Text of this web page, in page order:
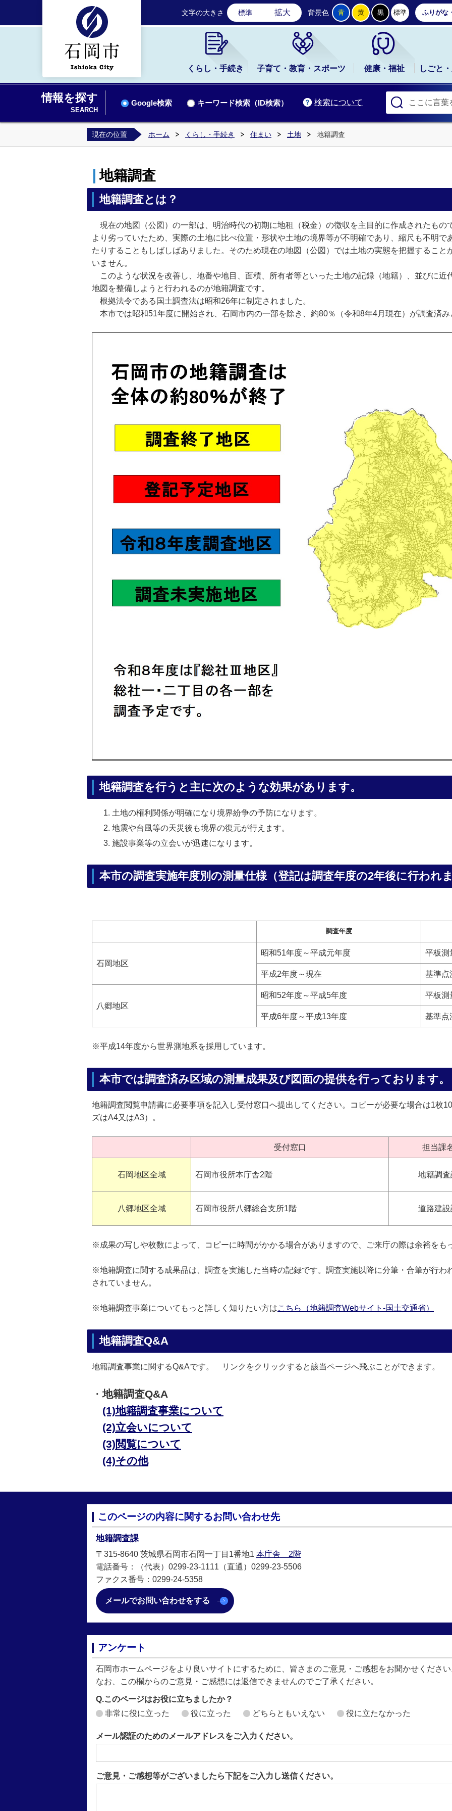
石岡市公式ホームページ
文字の大きさ 標準 拡大 背景色 青 黄 黒 標準 ふりがな
くらし・手続き 子育て・教育・スポーツ 健康・福祉 しごと
情報を探す
SEARCH
検索について
Google検索 キーワード検索（ID検索）
現在の位置 ホーム くらし・手続き 住まい 土地 地籍調査
地籍調査
地籍調査とは？
現在の地図（公図）の一部は、明治時代の初期に地租（税金）の徴収を主目的に作成されたもの
より劣っていたため、実際の土地に比べ位置・形状や土地の境界等が不明確であり、縮尺も不明で
たりすることもしばしばありました。そのため現在の地図（公図）では土地の実態を把握すること
いません。
このような状況を改善し、地番や地目、面積、所有者等といった土地の記録（地籍）、並びに近
地図を整備しようと行われるのが地籍調査です。
根拠法令である国土調査法は昭和26年に制定されました。
本市では昭和51年度に開始され、石岡市内の一部を除き、約80％（令和8年4月現在）が調査済
地籍調査を行うと主に次のような効果があります。
土地の権利関係が明確になり境界紛争の予防になります。
地震や台風等の天災後も境界の復元が行えます。
施設事業等の立会いが迅速になります。
本市の調査実施年度別の測量仕様（登記は調査年度の2年後に行われ
調査年度
石岡地区
昭和51年度～平成元年度 平板測
平成2年度～現在 基準点
八郷地区
昭和52年度～平成5年度 平板測
平成6年度～平成13年度 基準点
※平成14年度から世界測地系を採用しています。
本市では調査済み区域の測量成果及び図面の提供を行っております。
地籍調査閲覧申請書に必要事項を記入し受付窓口へ提出してください。コピーが必要な場合は1枚
ズはA4又はA3）。
受付窓口 担当課
石岡地区全域 石岡市役所本庁舎2階 地籍調査
八郷地区全域 石岡市役所八郷総合支所1階 道路建設
※成果の写しや枚数によって、コピーに時間がかかる場合がありますので、ご来庁の際は余裕をも
※地籍調査に関する成果品は、調査を実施した当時の記録です。調査実施以降に分筆・合筆が行わ
されていません。
※地籍調査事業についてもっと詳しく知りたい方はこちら（地籍調査Webサイト-国土交通省）
地籍調査Q&A
地籍調査事業に関するQ&Aです。 リンクをクリックすると該当ページへ飛ぶことができます。
・地籍調査Q&A
(1)地籍調査事業について
(2)立会いについて
(3)閲覧について
(4)その他
このページの内容に関するお問い合わせ先
地籍調査課
〒315-8640 茨城県石岡市石岡一丁目1番地1 本庁舎 2階
電話番号：（代表）0299-23-1111（直通）0299-23-5506
ファクス番号：0299-24-5358
メールでお問い合わせをする
アンケート
石岡市ホームページをより良いサイトにするために、皆さまのご意見・ご感想をお聞かせくださ
なお、この欄からのご意見・ご感想には返信できませんのでご了承ください。
Q.このページはお役に立ちましたか？
非常に役に立った
役に立った どちらともいえない 役に立たなかった
メール認証のためのメールアドレスをご入力ください。
ご意見・ご感想等がございましたら下記をご入力し送信ください。